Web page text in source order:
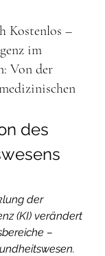
Kostenlos –
im
Von der
des
der
(KI) verändert
–